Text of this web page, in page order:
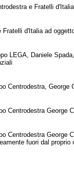
e Fratelli
d'Italia ad
LEGA, Daniele
Centrodestra,
Centrodestra George
Centrodestra
fuori dal proprio